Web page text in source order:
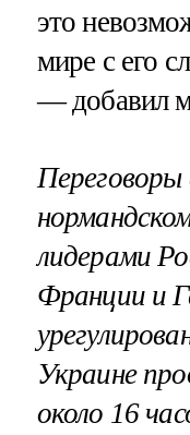
это
мире с его
— добавил
лидерами
Франции и
Украине
около 16